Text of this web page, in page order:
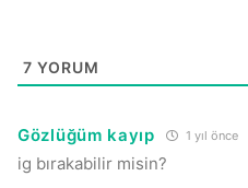
7 YORUM
Gözlüğüm kayıp 1 yıl önce
ig bırakabilir misin?